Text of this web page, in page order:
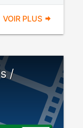
VOIR PLUS
/